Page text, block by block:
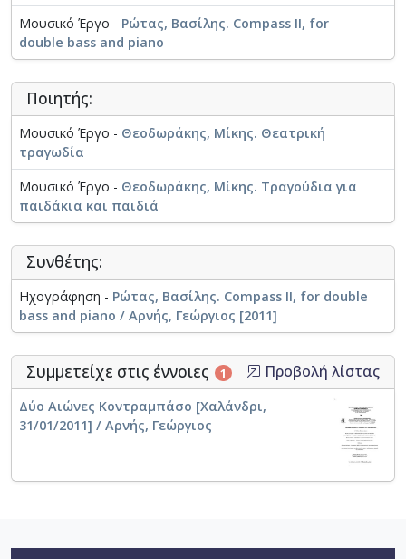
Μουσικό Έργο - Ρώτας, Βασίλης. Compass II, for
double bass and piano
Ποιητής:
Μουσικό Έργο - Θεοδωράκης, Μίκης. Θεατρική
τραγωδία
Μουσικό Έργο - Θεοδωράκης, Μίκης. Τραγούδια για
παιδάκια και παιδιά
Συνθέτης:
Ηχογράφηση - Ρώτας, Βασίλης. Compass II, for double
bass and piano / Αρνής, Γεώργιος [2011]
Συμμετείχε στις έννοιες 1 Προβολή λίστας
Δύο Αιώνες Κοντραμπάσο [Χαλάνδρι,
31/01/2011] / Αρνής, Γεώργιος